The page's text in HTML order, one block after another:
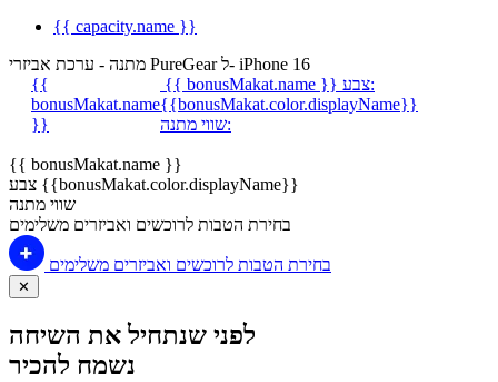
{{ capacity.name }}
מתנה - ערכת אביזרי PureGear ל- iPhone 16
{{
bonusMakat.name
}}
{{ bonusMakat.name }}
צבע:
{{bonusMakat.color.displayName}}
שווי מתנה:
{{ bonusMakat.name }}
צבע {{bonusMakat.color.displayName}}
שווי מתנה
בחירת הטבות לרוכשים ואביזרים משלימים
בחירת הטבות לרוכשים ואביזרים משלימים
✕
לפני שנתחיל את השיחה
נשמח להכיר